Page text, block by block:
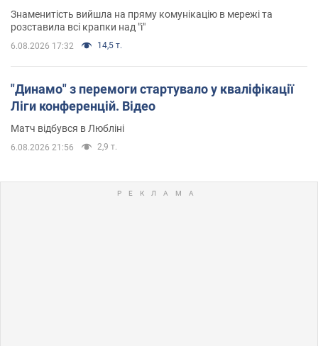
Знаменитість вийшла на пряму комунікацію в мережі та
розставила всі крапки над "і"
6.08.2026 17:32 14,5 т.
"Динамо" з перемоги стартувало у кваліфікації
Ліги конференцій. Відео
Матч відбувся в Любліні
6.08.2026 21:56 2,9 т.